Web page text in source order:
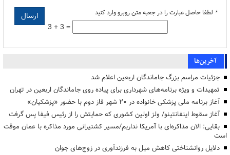
* لطفا حاصل عبارت را در جعبه متن روبرو وارد کنید
3 + 3 =
آخرین‌ها
جزئیات مراسم بزرگ جاماندگان اربعین اعلام شد
تمهیدات و ویژه برنامه‌های شهرداری برای پیاده روی جاماندگان اربعین در تهران
آغاز برنامه ملی پزشکی خانواده در ۲۰ شهر فاز دوم با حضور «پزشکیان»
آغاز سقوط اینفانتینو/ ولز اولین کشوری که حمایتش را از رئیس فیفا پس گرفت
بقایی: الان مذاکره‌ای با آمریکا نداریم/مسیر کشتیرانی مورد مذاکره با عمان موقت
است
دلایل روانشناختی کاهش میل به فرزندآوری در زوج‌های جوان